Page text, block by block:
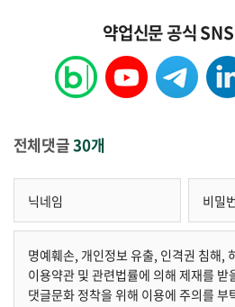
약업신문 공식
전체댓글30개